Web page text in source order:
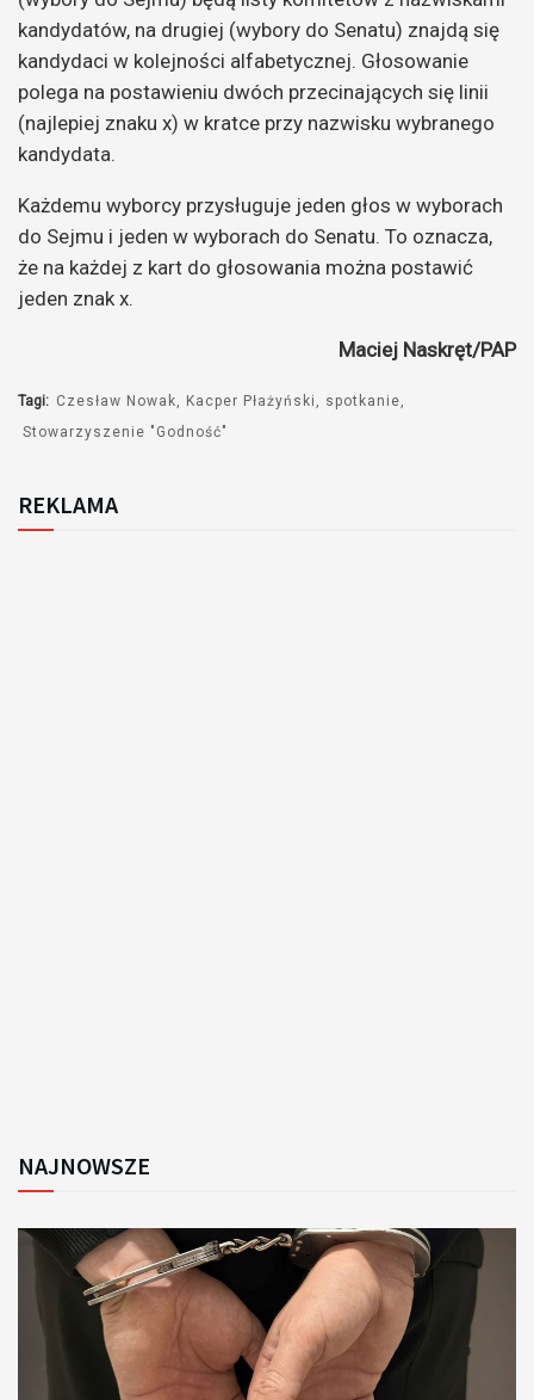
kandydatów, na drugiej (wybory do Senatu) znajdą się
kandydaci w kolejności alfabetycznej. Głosowanie
polega na postawieniu dwóch przecinających się linii
(najlepiej znaku x) w kratce przy nazwisku wybranego
kandydata.
Każdemu wyborcy przysługuje jeden głos w wyborach
do Sejmu i jeden w wyborach do Senatu. To oznacza,
że na każdej z kart do głosowania można postawić
jeden znak x.
Maciej Naskręt/PAP
Tagi: Czesław Nowak Kacper Płażyński
spotkanie
Stowarzyszenie "Godność"
REKLAMA
NAJNOWSZE